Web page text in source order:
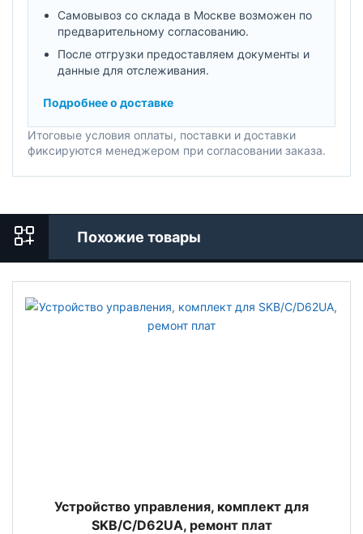
Самовывоз со склада в Москве возможен по
предварительному согласованию.
После отгрузки предоставляем документы и
данные для отслеживания.
Подробнее о доставке
Итоговые условия оплаты, поставки и доставки
фиксируются менеджером при согласовании заказа.
Похожие товары
Устройство управления, комплект для
SKB/C/D62UA, ремонт плат